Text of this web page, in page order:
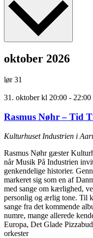
oktober 2026
lør31
31. oktober kl 20:00 - 22:00
Rasmus Nøhr – Tid
Kulturhuset Industrien i
Rasmus Nøhr gæster
når Musik På Industrien
genkendelige historier.
markeret sig som en af
med sange om kærlighed,
personlig og ærlig tone. Til
sange fra det kommende
numre, mange allerede
Europa, Det Glade
orkester